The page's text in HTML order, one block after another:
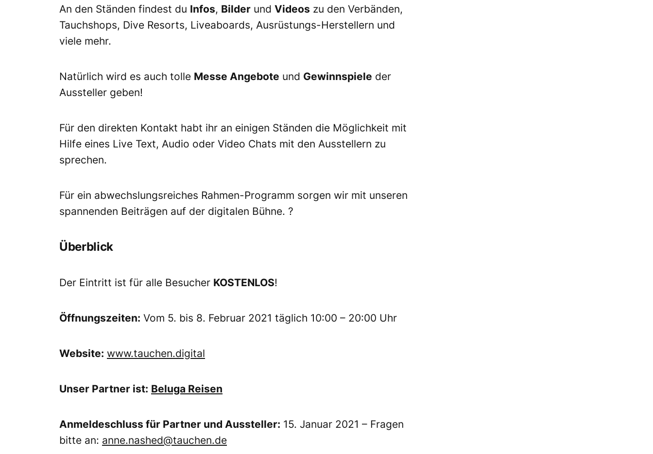
An den Ständen findest du Infos, Bilder und Videos zu den Verbänden,
Tauchshops, Dive Resorts, Liveaboards, Ausrüstungs-Herstellern und
viele mehr.
Natürlich wird es auch tolle Messe Angebote und Gewinnspiele der
Aussteller geben!
Für den direkten Kontakt habt ihr an einigen Ständen die Möglichkeit mit
Hilfe eines Live Text, Audio oder Video Chats mit den Ausstellern zu
sprechen.
Für ein abwechslungsreiches Rahmen-Programm sorgen wir mit unseren
spannenden Beiträgen auf der digitalen Bühne. ?
Überblick
Der Eintritt ist für alle Besucher KOSTENLOS!
Öffnungszeiten: Vom 5. bis 8. Februar 2021 täglich 10:00 – 20:00 Uhr
Website: www.tauchen.digital
Unser Partner ist: Beluga Reisen
Anmeldeschluss für Partner und Aussteller: 15. Januar 2021 – Fragen
bitte an: anne.nashed@tauchen.de